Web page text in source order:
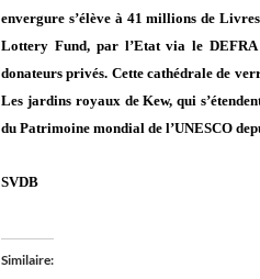
envergure s’élève à 41 millions de
Lottery Fund, par l’Etat via le
donateurs privés. Cette cathédrale de
Les jardins royaux de Kew, qui
du Patrimoine mondial de l’UNESCO
SVDB
Similaire